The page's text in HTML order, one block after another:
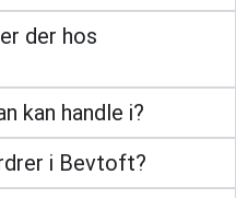
der hos
kan handle i?
i Bevtoft?